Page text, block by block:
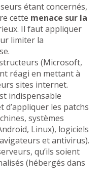
étant concernés,
cette menace sur la
Il faut appliquer
limiter la
(Microsoft,
réagi en mettant à
sites internet.
indispensable
d’appliquer les patchs
systèmes
Linux), logiciels
et antivirus).
qu’ils soient
(hébergés dans